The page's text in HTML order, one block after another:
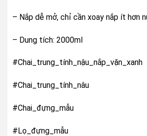
– Nắp dễ mở, chỉ cần xoay nắp ít hơn
– Dung tích: 2000ml
#Chai_trung_tính_nậu_nắp_vặn_xanh
#Chai_trung_tính_nâu
#Chai_đựng_mẫu
#Lọ_đựng_mẫu